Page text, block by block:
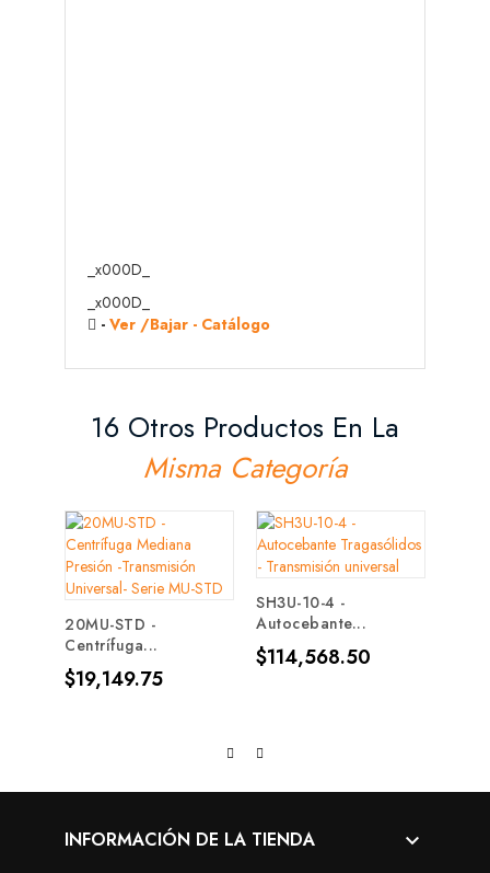
_x000D_
_x000D_
- Ver /Bajar - Catálogo
16 Otros Productos En La
Misma Categoría
20MU-STD -
Centrífuga...
Precio
$19,149.75
SH3U-10-4 -
Autocebante...
Precio
$114,568.50
INFORMACIÓN DE LA TIENDA 